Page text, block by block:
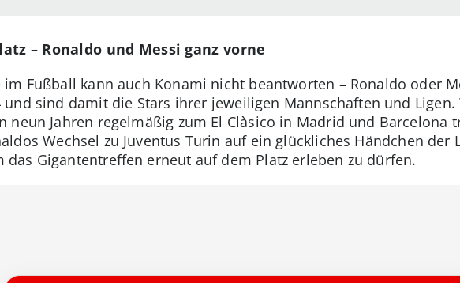
– Ronaldo und Messi ganz vorne
im Fußball kann auch Konami nicht beantworten – Ronaldo oder
und sind damit die Stars ihrer jeweiligen Mannschaften und
neun Jahren regelmäßig zum El Clàsico in Madrid und Barcelona
Wechsel zu Juventus Turin auf ein glückliches Händchen der
das Gigantentreffen erneut auf dem Platz erleben zu dürfen.